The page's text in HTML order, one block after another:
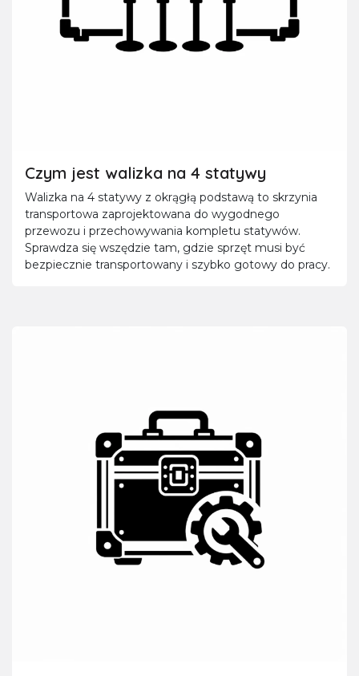
Czym jest walizka na 4 statywy
Walizka na 4 statywy z okrągłą podstawą to skrzynia
transportowa zaprojektowana do wygodnego
przewozu i przechowywania kompletu statywów.
Sprawdza się wszędzie tam, gdzie sprzęt musi być
bezpiecznie transportowany i szybko gotowy do pracy.